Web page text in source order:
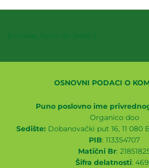
[mc4wp_form id="2489"]
OSNOVNI PODACI O
Puno poslovno ime
Organico doo
Sedište: Dobanovački put 16, 11 080
PIB: 113354707
Matični Br:
Šifra delatnosti: